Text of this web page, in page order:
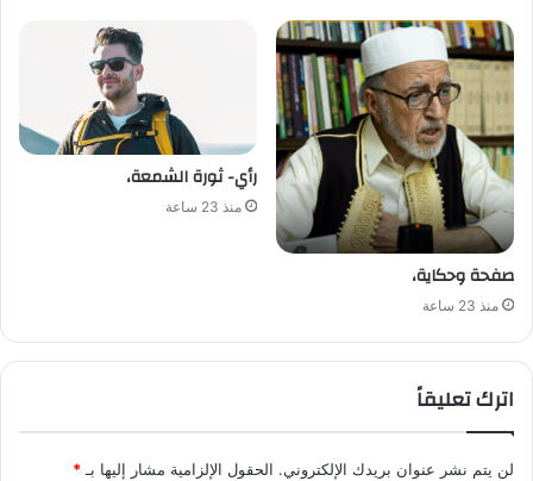
صفحة وحكاية،
منذ 23 ساعة
رأي- ثورة الشمعة،
منذ 23 ساعة
اترك تعليقاً
لن يتم نشر عنوان بريدك الإلكتروني. الحقول الإلزامية مشار إليها بـ*